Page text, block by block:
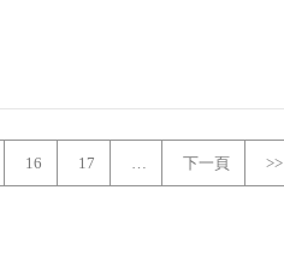
16 17 … 下一頁 >>